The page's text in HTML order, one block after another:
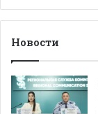
Новости